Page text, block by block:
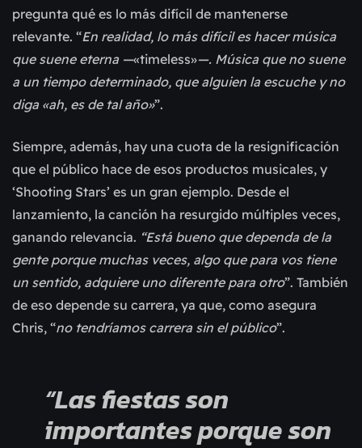
pregunta qué es lo más difícil de mantenerse
relevante. “En realidad, lo más difícil es hacer música
que suene eterna —«timeless»—. Música que no suene
a un tiempo determinado, que alguien la escuche y no
diga «ah, es de tal año»”.
Siempre, además, hay una cuota de la resignificación
que el público hace de esos productos musicales, y
‘Shooting Stars’ es un gran ejemplo. Desde el
lanzamiento, la canción ha resurgido múltiples veces,
ganando relevancia. “Está bueno que dependa de la
gente porque muchas veces, algo que para vos tiene
un sentido, adquiere uno diferente para otro”. También
de eso depende su carrera, ya que, como asegura
Chris, “no tendríamos carrera sin el público”.
“Las fiestas son
importantes porque son